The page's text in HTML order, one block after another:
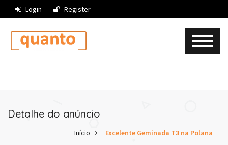
Login Register
Detalhe do anúncio
Início Excelente Geminada T3 na Polana